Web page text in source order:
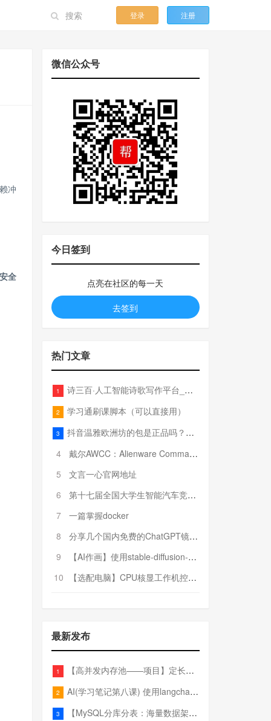
登录 注册
冲
全
微信公众号
今日签到
点亮在社区的每一天
去签到
热门文章
1 诗三百·人工智能诗歌写作平台_在线作诗机_藏头诗生成器_电脑对联_姓名作诗
2 学习通刷课脚本（可以直接用）
3
抖音温雅欧洲坊的包是正品吗？温雅卖的包为啥那么便宜？
4
戴尔AWCC：Alienware Command Center 故障排除方法，里面附有超全详解呦，快来快来，欢迎观看~
5
文言一心官网地址
6
第十七届全国大学生智能汽车竞赛全国总决赛参赛队伍奖项公告
7
一篇掌握docker
8
分享几个国内免费的ChatGPT镜像网址(亲测有效-4月25日更新)
9
【AI作画】使用stable-diffusion-webui搭建AI作画平台
10
【选配电脑】CPU核显工作机控制预算5000
最新发布
1 【高并发内存池——项目】定长内存池——开胃小菜
2 AI(学习笔记第八课) 使用langchain的embedding models
3
【MySQL分库分表：海量数据架构的终极解决方案】